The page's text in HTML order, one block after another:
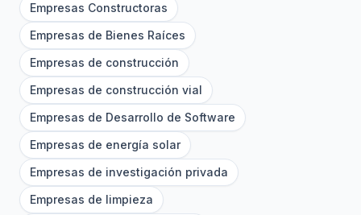
Empresas Constructoras
Empresas de Bienes Raíces
Empresas de construcción
Empresas de construcción vial
Empresas de Desarrollo de Software
Empresas de energía solar
Empresas de investigación privada
Empresas de limpieza